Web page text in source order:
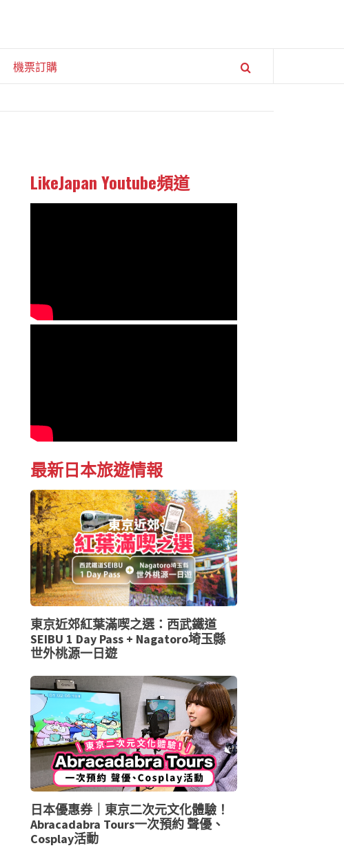
機票訂購
LikeJapan Youtube頻道
最新日本旅遊情報
東京近郊紅葉滿喫之選：西武鐵道
SEIBU 1 Day Pass + Nagatoro埼玉縣
世外桃源一日遊
日本優惠券｜東京二次元文化體驗！
Abracadabra Tours一次預約 聲優、
Cosplay活動